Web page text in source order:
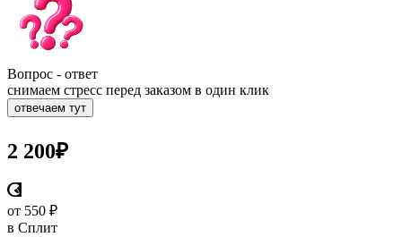
Вопрос - ответ
снимаем стресс перед заказом в один клик
отвечаем тут
2 200₽
от 550 ₽
в Сплит